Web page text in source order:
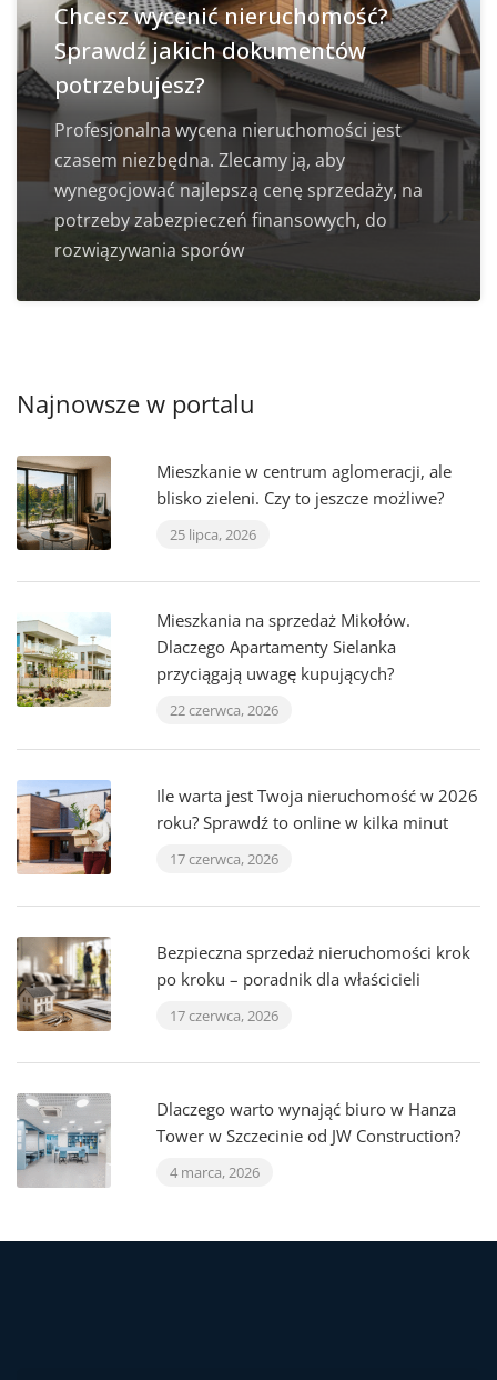
Chcesz wycenić nieruchomość?
Sprawdź jakich dokumentów
potrzebujesz?
Profesjonalna wycena nieruchomości jest
czasem niezbędna. Zlecamy ją, aby
wynegocjować najlepszą cenę sprzedaży, na
potrzeby zabezpieczeń finansowych, do
rozwiązywania sporów
Najnowsze w portalu
Mieszkanie w centrum aglomeracji, ale
blisko zieleni. Czy to jeszcze możliwe?
25 lipca, 2026
Mieszkania na sprzedaż Mikołów.
Dlaczego Apartamenty Sielanka
przyciągają uwagę kupujących?
22 czerwca, 2026
Ile warta jest Twoja nieruchomość w 2026
roku? Sprawdź to online w kilka minut
17 czerwca, 2026
Bezpieczna sprzedaż nieruchomości krok
po kroku – poradnik dla właścicieli
17 czerwca, 2026
Dlaczego warto wynająć biuro w Hanza
Tower w Szczecinie od JW Construction?
4 marca, 2026